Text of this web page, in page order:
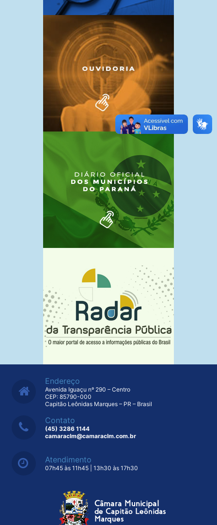
Endereço
Avenida Iguaçu nº 290 – Centro
CEP: 85790-000
Capitão Leônidas Marques – PR – Brasil
Contato
(45) 3286 1144
camaraclm@camaraclm.com.br
Atendimento
07h45 às 11h45 | 13h30 às 17h30